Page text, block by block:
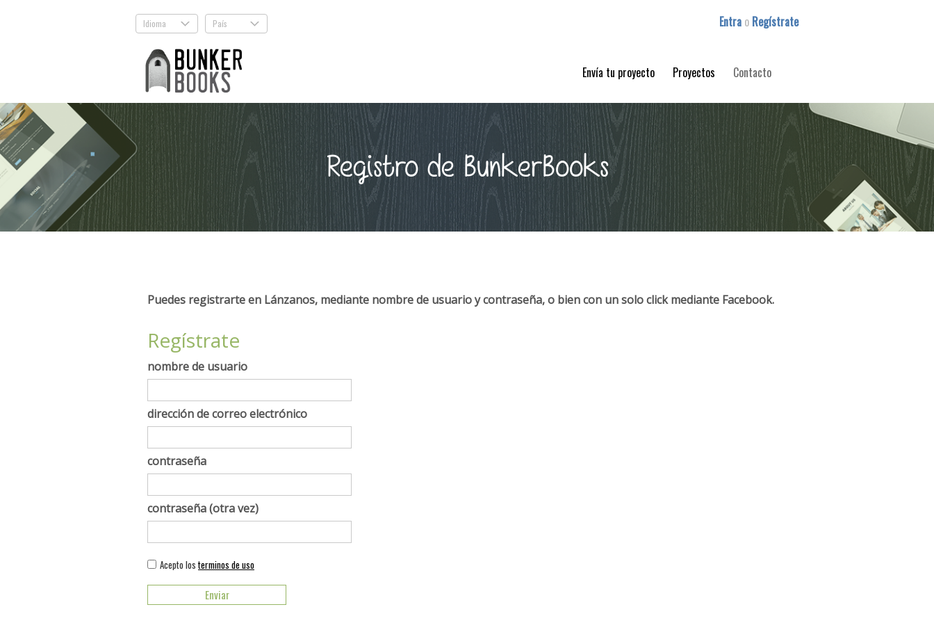
Idioma . País . Entra o Regístrate
Envía tu proyecto Proyectos Contacto
Registro de BunkerBooks
Puedes registrarte en Lánzanos, mediante nombre de usuario y contraseña, o bien con un solo click mediante Facebook.
Regístrate
nombre de usuario
dirección de correo electrónico
contraseña
contraseña (otra vez)
Acepto los terminos de uso